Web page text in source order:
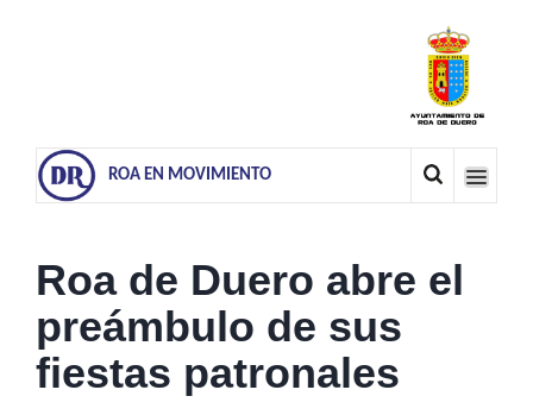
ROA EN MOVIMIENTO
Roa de Duero abre el
preámbulo de sus
fiestas patronales